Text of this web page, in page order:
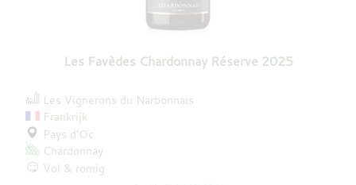
Les Favèdes Chardonnay Réserve 2025
Les Vignerons du Narbonnais
Frankrijk
Pays d’Oc
Chardonnay
Vol & romig